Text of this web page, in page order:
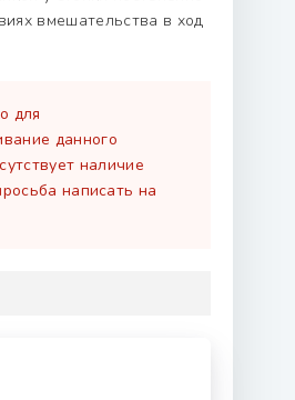
вмешательства в ход
для
данного
наличие
написать на